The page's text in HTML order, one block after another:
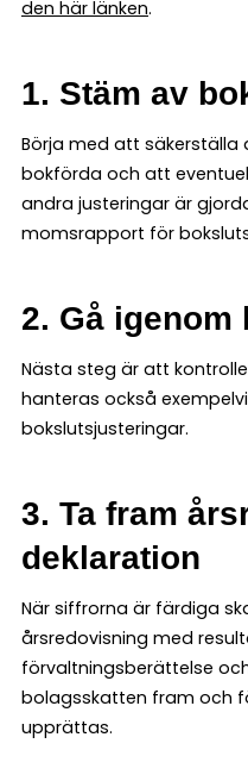
den här länken.
1. Stäm av
Börja med att
bokförda och att
andra justeringar är
momsrapport för
2. Gå
Nästa steg är att
hanteras också
bokslutsjusteringar.
3. Ta fram
deklaration
När siffrorna är färdiga
årsredovisning med
förvaltningsberättelse
bolagsskatten fram och
upprättas.